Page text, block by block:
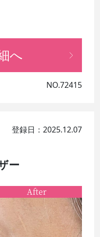
へ
NO.72415
登録日：2025.12.07
ー
After